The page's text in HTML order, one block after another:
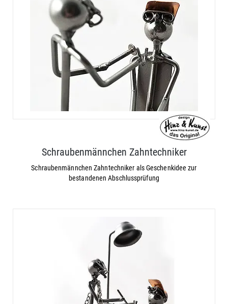
Schraubenmännchen Zahntechniker
Schraubenmännchen Zahntechniker als Geschenkidee zur
bestandenen Abschlussprüfung